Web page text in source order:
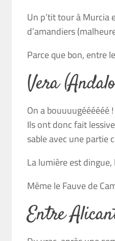
Un p’tit tour à Murcia
d’amandiers
Parce que bon, entre
Vera
On a
Ils ont donc fait
sable avec une partie
La lumière est
Même le Fauve de
Entre